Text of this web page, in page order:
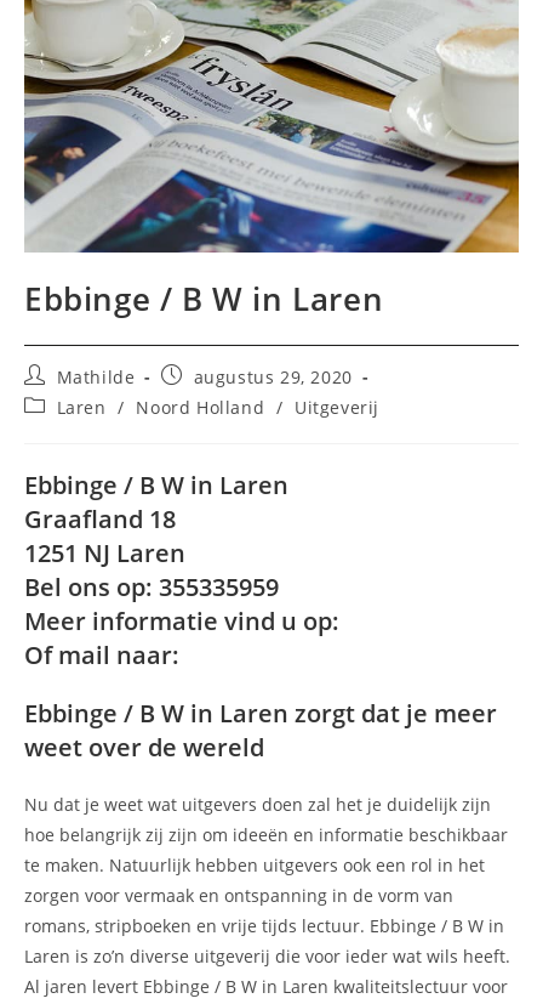
Ebbinge / B W in Laren
Bericht
auteur:
Mathilde
Bericht
gepubliceerd
op:
augustus 29, 2020
Berichtcategorie:
Laren / Noord Holland / Uitgeverij
Ebbinge / B W in Laren
Graafland 18
1251 NJ Laren
Bel ons op: 355335959
Meer informatie vind u op:
Of mail naar:
Ebbinge / B W in Laren zorgt dat je meer
weet over de wereld
Nu dat je weet wat uitgevers doen zal het je duidelijk zijn
hoe belangrijk zij zijn om ideeën en informatie beschikbaar
te maken. Natuurlijk hebben uitgevers ook een rol in het
zorgen voor vermaak en ontspanning in de vorm van
romans, stripboeken en vrije tijds lectuur. Ebbinge / B W in
Laren is zo’n diverse uitgeverij die voor ieder wat wils heeft.
Al jaren levert Ebbinge / B W in Laren kwaliteitslectuur voor